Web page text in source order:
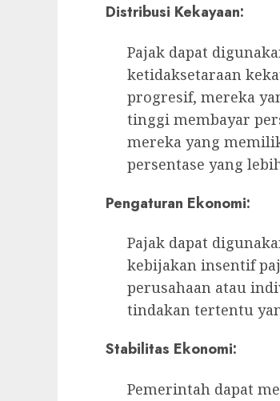
Distribusi Kekayaan:
Pajak dapat
ketidaksetaraan
progresif, mereka
tinggi membayar
mereka yang
persentase yang
Pengaturan Ekonomi:
Pajak dapat
kebijakan insentif
perusahaan atau
tindakan tertentu
Stabilitas Ekonomi:
Pemerintah dapat